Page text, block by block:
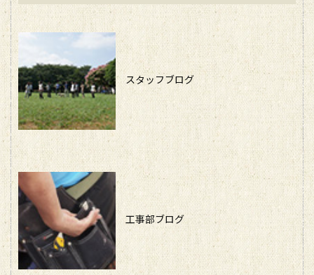
スタッフブログ
工事部ブログ